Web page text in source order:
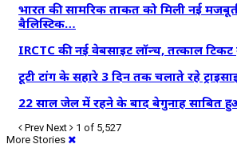
भारत की सामरिक ताकत को मिली नई
बैलिस्टिक…
IRCTC की नई वेबसाइट लॉन्च, तत्काल
टूटी टांग के सहारे 3 दिन तक चलाते रहे
22 साल जेल में रहने के बाद बेगुनाह साबित
Prev Next
1 of 5,527
More Stories